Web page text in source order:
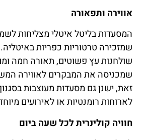
אווירה ותפאורה
המסעדות בליטל איטלי מצליחות
שמזכירה טרטוריות כפריות
שולחנות עץ פשוטים, תאורה חמה
שמכניסה את המבקרים לאווירה
זאת, ישנן גם מסעדות מעוצבות
לארוחות רומנטיות או לאירועים
חוויה קולינרית לכל שעה ביום